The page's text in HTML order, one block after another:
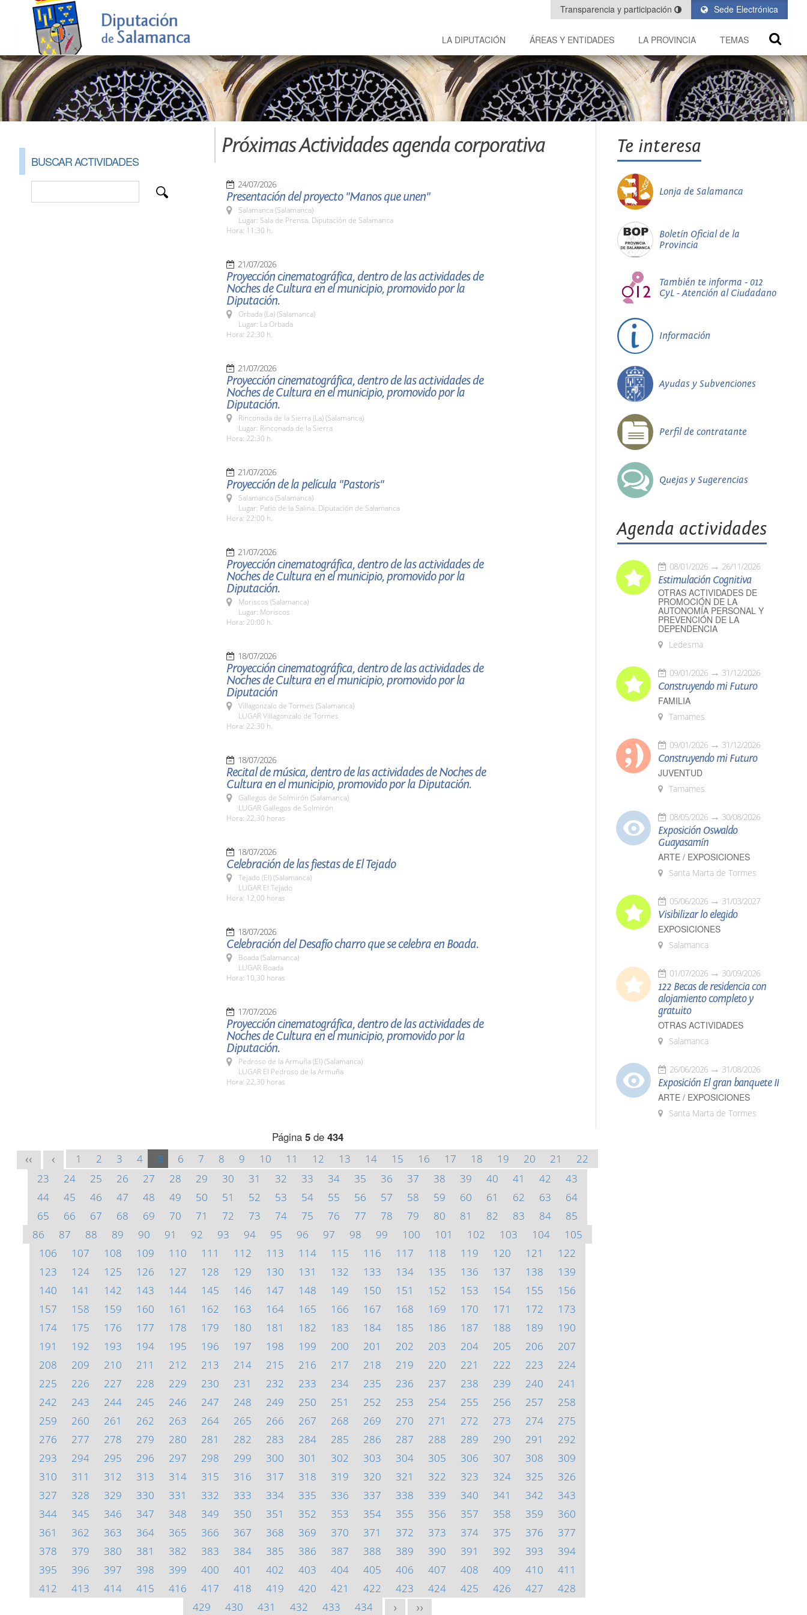
Sede Electrónica
Transparencia y participación
LA DIPUTACIÓN ÁREAS Y ENTIDADES LA PROVINCIA TEMAS
BUSCAR ACTIVIDADES
Próximas Actividades agenda corporativa
24/07/2026
Presentación del proyecto "Manos que unen"
Salamanca (Salamanca)
Lugar: Sala de Prensa. Diputación de Salamanca
Hora: 11:30 h.
21/07/2026
Proyección cinematográfica, dentro de las actividades de
Noches de Cultura en el municipio, promovido por la
Diputación.
Orbada (La) (Salamanca)
Lugar: La Orbada
Hora: 22:30 h.
21/07/2026
Proyección cinematográfica, dentro de las actividades de
Noches de Cultura en el municipio, promovido por la
Diputación.
Rinconada de la Sierra (La) (Salamanca)
Lugar: Rinconada de la Sierra
Hora: 22:30 h.
21/07/2026
Proyección de la película "Pastoris"
Salamanca (Salamanca)
Lugar: Patio de la Salina. Diputación de Salamanca
Hora: 22:00 h.
21/07/2026
Proyección cinematográfica, dentro de las actividades de
Noches de Cultura en el municipio, promovido por la
Diputación.
Moriscos (Salamanca)
Lugar: Moriscos
Hora: 20:00 h.
18/07/2026
Proyección cinematográfica, dentro de las actividades de
Noches de Cultura en el municipio, promovido por la
Diputación
Villagonzalo de Tormes (Salamanca)
LUGAR Villagonzalo de Tormes
Hora: 22:30 h.
18/07/2026
Recital de música, dentro de las actividades de Noches de
Cultura en el municipio, promovido por la Diputación.
Gallegos de Solmirón (Salamanca)
LUGAR Gallegos de Solmirón
Hora: 22,30 horas
18/07/2026
Celebración de las fiestas de El Tejado
Tejado (El) (Salamanca)
LUGAR El Tejado
Hora: 12,00 horas
18/07/2026
Celebración del Desafío charro que se celebra en Boada.
Boada (Salamanca)
LUGAR Boada
Hora: 10,30 horas
17/07/2026
Proyección cinematográfica, dentro de las actividades de
Noches de Cultura en el municipio, promovido por la
Diputación.
Pedroso de la Armuña (El) (Salamanca)
LUGAR El Pedroso de la Armuña
Hora: 22,30 horas
Página 5de 434
<< < 1 2 3 4 5 6 7 8 9 10 11 12 13 14 15 16 17 18 19 20 21
22
23
24 25 26 27 28 29 30 31 32 33 34 35 36 37 38 39 40 41 42
43
44
45 46 47 48 49 50 51 52 53 54 55 56 57 58 59 60 61 62 63
64
65
66 67 68 69 70 71 72 73 74 75 76 77 78 79 80 81 82 83 84
85
86
87 88 89 90 91 92 93 94 95 96 97 98 99 100 101 102 103 104
105
106
107 108 109 110 111 112 113 114 115 116 117 118 119 120 121
122
123
124 125 126 127 128 129 130 131 132 133 134 135 136 137 138
139
140
141 142 143 144 145 146 147 148 149 150 151 152 153 154 155
156
157
158 159 160 161 162 163 164 165 166 167 168 169 170 171 172
173
174
175 176 177 178 179 180 181 182 183 184 185 186 187 188 189
190
191
192 193 194 195 196 197 198 199 200 201 202 203 204 205 206
207
208
209 210 211 212 213 214 215 216 217 218 219 220 221 222 223
224
225
226 227 228 229 230 231 232 233 234 235 236 237 238 239 240
241
242
243 244 245 246 247 248 249 250 251 252 253 254 255 256 257
258
259
260 261 262 263 264 265 266 267 268 269 270 271 272 273 274
275
276
277 278 279 280 281 282 283 284 285 286 287 288 289 290 291
292
293
294 295 296 297 298 299 300 301 302 303 304 305 306 307 308
309
310
311 312 313 314 315 316 317 318 319 320 321 322 323 324 325
326
327
328 329 330 331 332 333 334 335 336 337 338 339 340 341 342
343
344
345 346 347 348 349 350 351 352 353 354 355 356 357 358 359
360
361
362 363 364 365 366 367 368 369 370 371 372 373 374 375 376
377
378
379 380 381 382 383 384 385 386 387 388 389 390 391 392 393
394
395
396 397 398 399 400 401 402 403 404 405 406 407 408 409 410
411
412
413 414 415 416 417 418 419 420 421 422 423 424 425 426 427
428
429
430 431 432 433 434 > >>
Te interesa
Lonja de Salamanca
Boletín Oficial de la
Provincia
También te informa - 012
CyL - Atención al Ciudadano
Información
Ayudas y Subvenciones
Perfil de contratante
Quejas y Sugerencias
Agenda actividades
08/01/2026 26/11/2026
Estimulación Cognitiva
OTRAS ACTIVIDADES DE
PROMOCIÓN DE LA
AUTONOMÍA PERSONAL Y
PREVENCIÓN DE LA
DEPENDENCIA
Ledesma
09/01/2026 31/12/2026
Construyendo mi Futuro
FAMILIA
Tamames
09/01/2026 31/12/2026
Construyendo mi Futuro
JUVENTUD
Tamames
08/05/2026 30/08/2026
Exposición Oswaldo
Guayasamín
ARTE / EXPOSICIONES
Santa Marta de Tormes
05/06/2026 31/03/2027
Visibilizar lo elegido
EXPOSICIONES
Salamanca
01/07/2026 30/09/2026
122 Becas de residencia con
alojamiento completo y
gratuito
OTRAS ACTIVIDADES
Salamanca
26/06/2026 31/08/2026
Exposición El gran banquete II
ARTE / EXPOSICIONES
Santa Marta de Tormes